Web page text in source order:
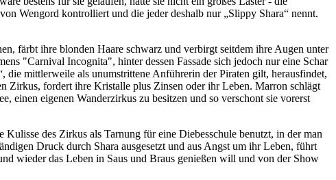
Wengord kontrolliert und die jeder deshalb nur „Slippy Shara“ nennt.
färbt ihre blonden Haare schwarz und verbirgt seitdem ihre Augen unter
"Carnival Incognita", hinter dessen Fassade sich jedoch nur eine Schar
mittlerweile als unumstrittene Anführerin der Piraten gilt, herausfindet,
Zirkus, fordert ihre Kristalle plus Zinsen oder ihr Leben. Marron schlägt
einen eigenen Wanderzirkus zu besitzen und so verschont sie vorerst
des Zirkus als Tarnung für eine Diebesschule benutzt, in der man
Druck durch Shara ausgesetzt und aus Angst um ihr Leben, führt
wieder das Leben in Saus und Braus genießen will und von der Show